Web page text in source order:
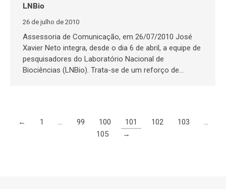
LNBio
26 de julho de 2010
Assessoria de Comunicação, em 26/07/2010 José
Xavier Neto integra, desde o dia 6 de abril, a equipe de
pesquisadores do Laboratório Nacional de
Biociências (LNBio). Trata-se de um reforço de…
← 1 … 99 100 101 102 103
…
105
→